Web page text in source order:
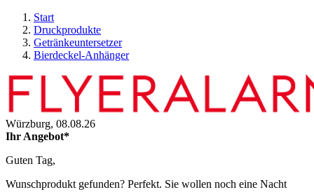
Start
Druckprodukte
Getränkeuntersetzer
Bierdeckel-Anhänger
Würzburg, 08.08.26
Ihr Angebot*
Guten Tag,
Wunschprodukt gefunden? Perfekt. Sie wollen noch eine Nacht